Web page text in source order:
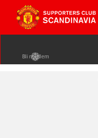
Bli medlem